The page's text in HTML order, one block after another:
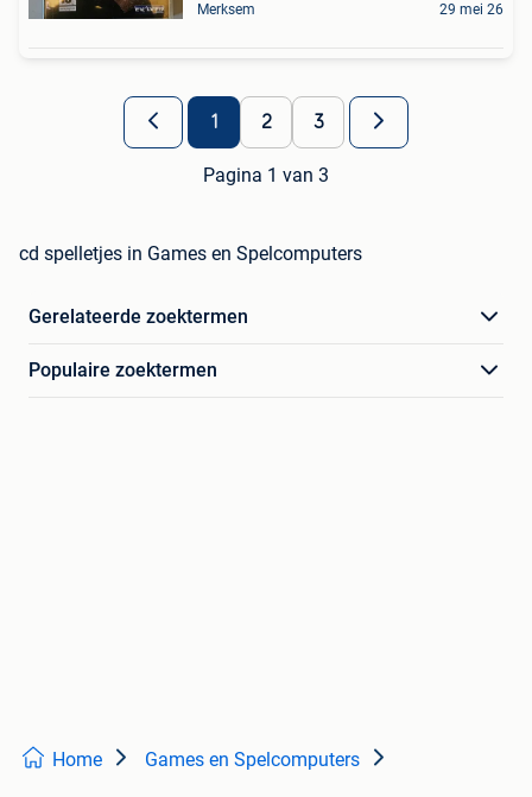
Merksem 29 mei 26
1 2 3
Pagina 1 van 3
cd spelletjes in Games en Spelcomputers
Gerelateerde zoektermen
Populaire zoektermen
Home Games en Spelcomputers